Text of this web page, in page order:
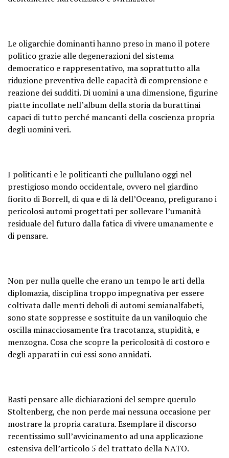
Le oligarchie dominanti hanno preso in mano il potere
politico grazie alle degenerazioni del sistema
democratico e rappresentativo, ma soprattutto alla
riduzione preventiva delle capacità di comprensione e
reazione dei sudditi. Di uomini a una dimensione, figurine
piatte incollate nell’album della storia da burattinai
capaci di tutto perché mancanti della coscienza propria
degli uomini veri.
I politicanti e le politicanti che pullulano oggi nel
prestigioso mondo occidentale, ovvero nel giardino
fiorito di Borrell, di qua e di là dell’Oceano, prefigurano i
pericolosi automi progettati per sollevare l’umanità
residuale del futuro dalla fatica di vivere umanamente e
di pensare.
Non per nulla quelle che erano un tempo le arti della
diplomazia, disciplina troppo impegnativa per essere
coltivata dalle menti deboli di automi semianalfabeti,
sono state soppresse e sostituite da un vaniloquio che
oscilla minacciosamente fra tracotanza, stupidità, e
menzogna. Cosa che scopre la pericolosità di costoro e
degli apparati in cui essi sono annidati.
Basti pensare alle dichiarazioni del sempre querulo
Stoltenberg, che non perde mai nessuna occasione per
mostrare la propria caratura. Esemplare il discorso
recentissimo sull’avvicinamento ad una applicazione
estensiva dell’articolo 5 del trattato della NATO.